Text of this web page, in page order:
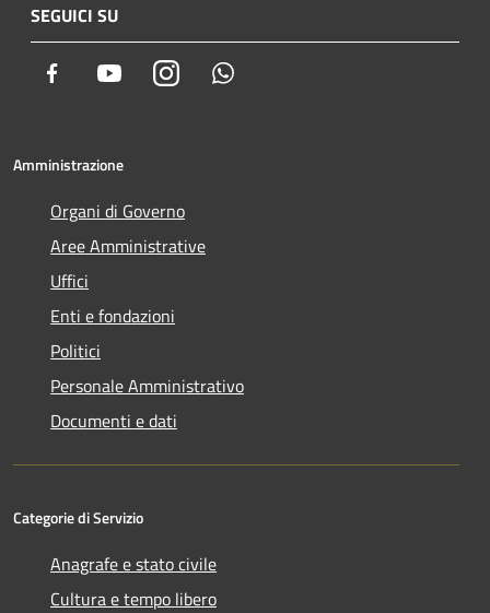
SEGUICI SU
Facebook YoutubeInstagram
Amministrazione
Organi di Governo
Aree Amministrative
Uffici
Enti e fondazioni
Politici
Personale Amministrativo
Documenti e dati
Categorie di Servizio
Anagrafe e stato civile
Cultura e tempo libero